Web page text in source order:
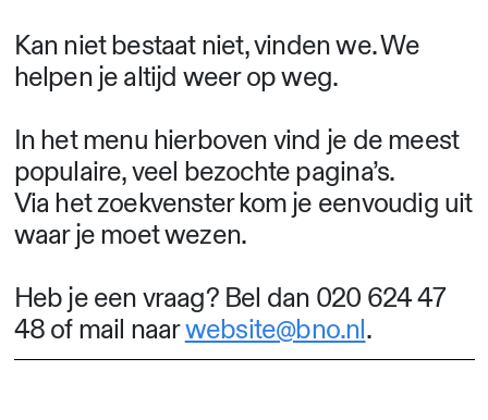
Kan niet bestaat niet, vinden we. We
helpen je altijd weer op weg.
In het menu hierboven vind je de meest
populaire, veel bezochte pagina’s.
Via het zoekvenster kom je eenvoudig uit
waar je moet wezen.
Heb je een vraag? Bel dan 020 624 47
48 of mail naarwebsite@bno.nl.